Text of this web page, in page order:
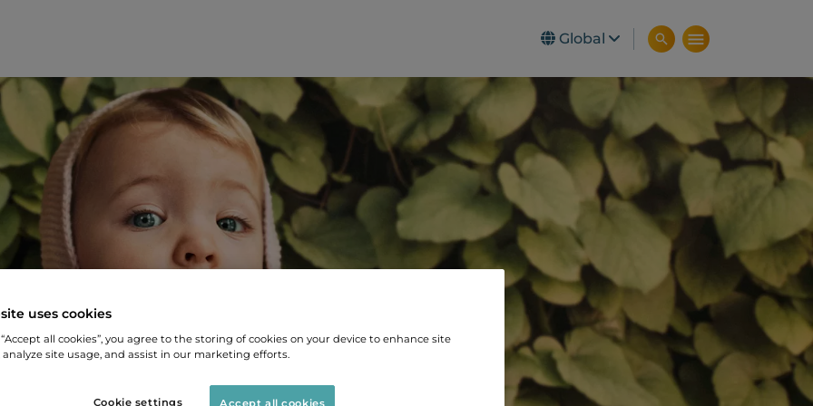
Global
uses cookies
all cookies”, you agree to the storing of cookies on your device to enhance site
analyze site usage, and assist in our marketing efforts.
Cookie settings Accept all cookies